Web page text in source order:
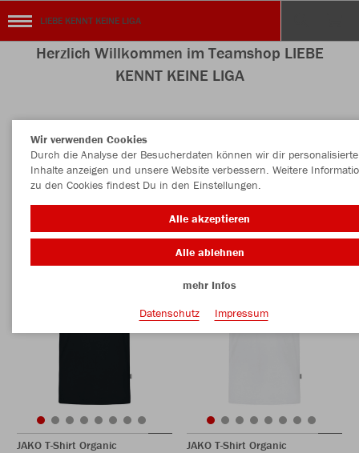
LIEBE KENNT KEINE LIGA
Herzlich Willkommen im Teamshop LIEBE
KENNT KEINE LIGA
Nachhaltig Farbe
JAKO T-Shirt Organic
JAKO T-Shirt Organic
Wir verwenden Cookies
Durch die Analyse der Besucherdaten können wir dir personalisierte
Inhalte anzeigen und unsere Website verbessern. Weitere
zu den Cookies findest Du in den Einstellungen.
Alle akzeptieren
Alle ablehnen
mehr Infos
Datenschutz
Impressum